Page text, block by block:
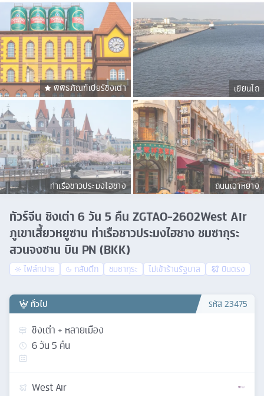
พิพิธภัณฑ์เบียร์ชิงเต่า เยียนไถ
ท่าเรือชาวประมงไฮชาง ถนนเฉาหยาง
ทัวร์จีน ชิงเต่า 6 วัน 5 คืน ZGTAO-2602West Air
ภูเขาเสี้ยวหยูซาน ท่าเรือชาวประมงไฮชาง ชมซากุระ
สวนจงซาน บิน PN (BKK)
ไฟล์ทบ่าย กลับดึก ชมซากุระ ไม่เข้าร้านรัฐบาล บินตรง
ทั่วไป รหัส23475
ชิงเต่า + หลายเมือง
6วัน5 คืน
West Air